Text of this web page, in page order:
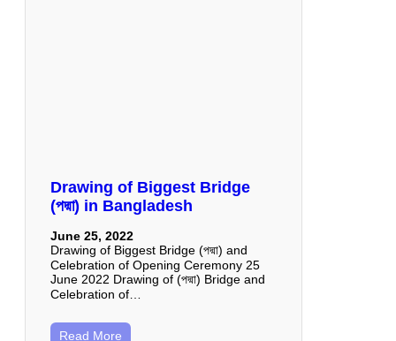
Drawing of Biggest Bridge
(পদ্মা) in Bangladesh
June 25, 2022
Drawing of Biggest Bridge (পদ্মা) and
Celebration of Opening Ceremony 25
June 2022 Drawing of (পদ্মা) Bridge and
Celebration of…
Read More